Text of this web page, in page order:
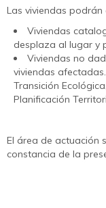
Las viviendas podrán
Viviendas
desplaza al lugar y
Viviendas no
viviendas
Transición
Planificación
El área de actuación
constancia de la